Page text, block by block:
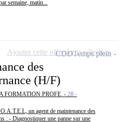
semaine, matin...
des
(H/F)
FORMATION PROFE - 28 -
un agent de maintenance des
: - Diagnostiquer une panne sur une
CDDTemps plein
Ajouter cette offre à ma sélection